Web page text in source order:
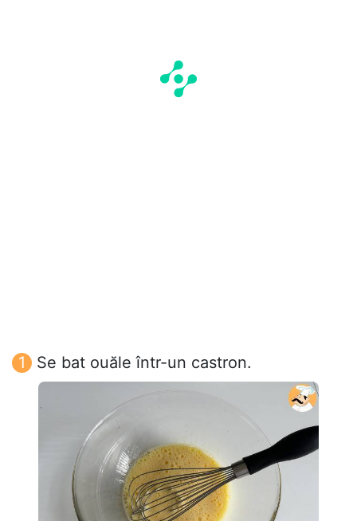
Se bat ouăle într-un castron.